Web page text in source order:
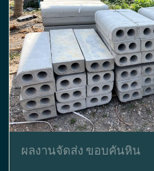
ผลงานจัดส่ง ขอบคันหิน